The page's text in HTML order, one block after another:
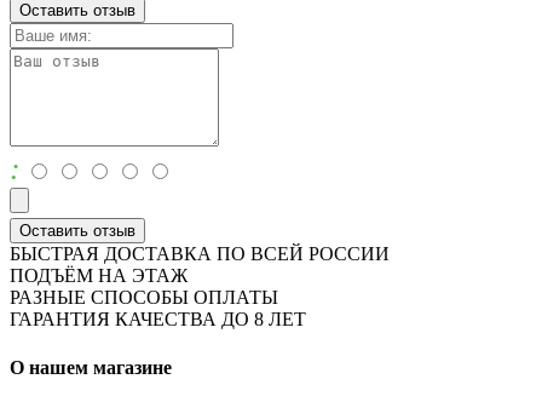
Оставить отзыв
:
Оставить отзыв
БЫСТРАЯ ДОСТАВКА ПО ВСЕЙ РОССИИ
ПОДЪЁМ НА ЭТАЖ
РАЗНЫЕ СПОСОБЫ ОПЛАТЫ
ГАРАНТИЯ КАЧЕСТВА ДО 8 ЛЕТ
О нашем магазине